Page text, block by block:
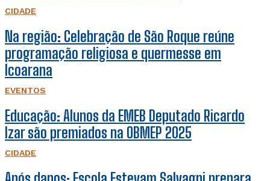
CIDADE
Na região: Celebração de São Roque reúne
programação religiosa e quermesse em
Icoarana
EVENTOS
Educação: Alunos da EMEB Deputado Ricardo
Izar são premiados na OBMEP 2025
CIDADE